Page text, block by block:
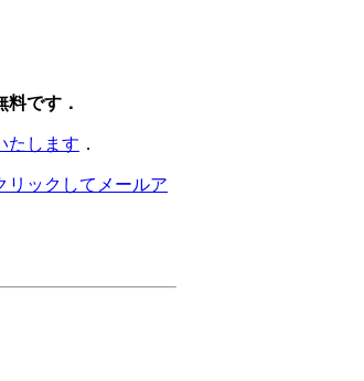
料です．
たします ．
リックしてメールア